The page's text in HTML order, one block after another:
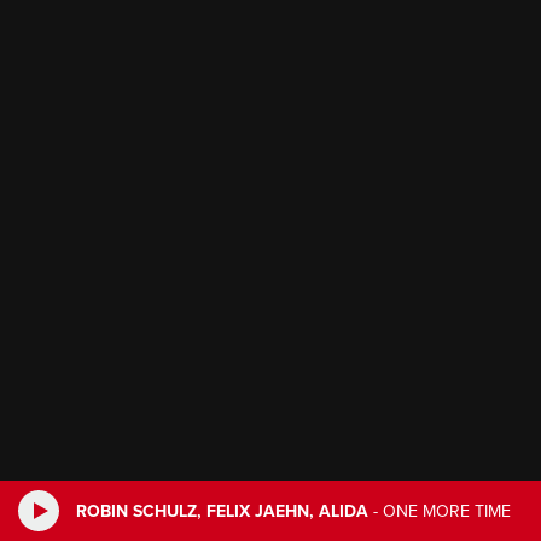
ROBIN SCHULZ, FELIX JAEHN, ALIDA - ONE MORE TIME